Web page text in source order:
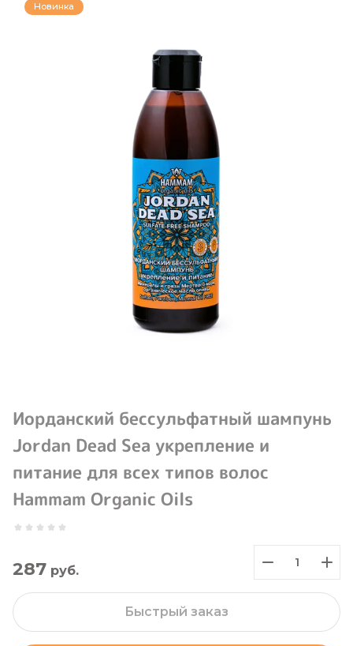
Новинка
Иорданский бессульфатный шампунь
Jordan Dead Sea укрепление и
питание для всех типов волос
Hammam Organic Oils
287 руб.
Быстрый заказ